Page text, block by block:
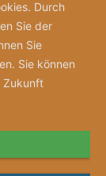
Durch
Sie der
Sie
Sie können
Zukunft